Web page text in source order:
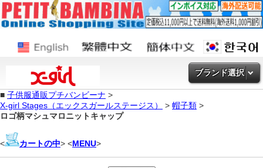
ブランド選択
■ 子供服通販プチバンビーナ >
X-girl Stages（エックスガールステージス）
> 帽子類 >
ロゴ柄マシュマロニットキャップ
< カートの中> <MENU>